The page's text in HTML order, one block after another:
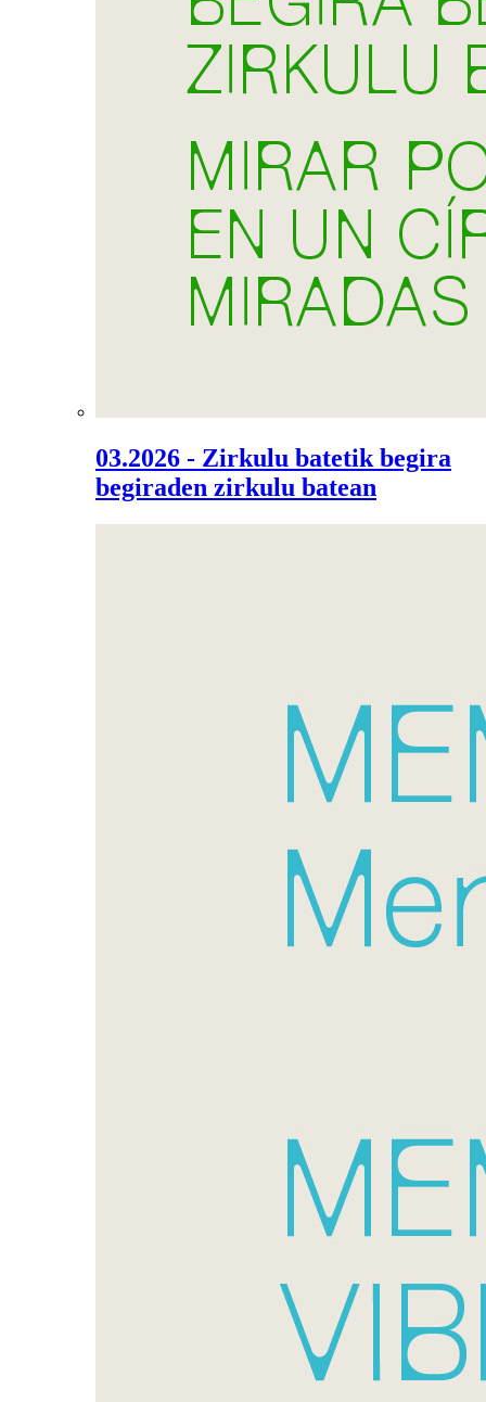
03.2026 - Zirkulu batetik begira
begiraden zirkulu batean